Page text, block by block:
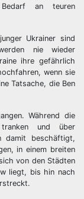
Bedarf an teuren
Ukrainer sind
nie wieder
ihre gefährlich
wenn sie
Tatsache, die Ben
Während die
und über
damit beschäftigt,
in einem breiten
von den Städten
liegt, bis hin nach